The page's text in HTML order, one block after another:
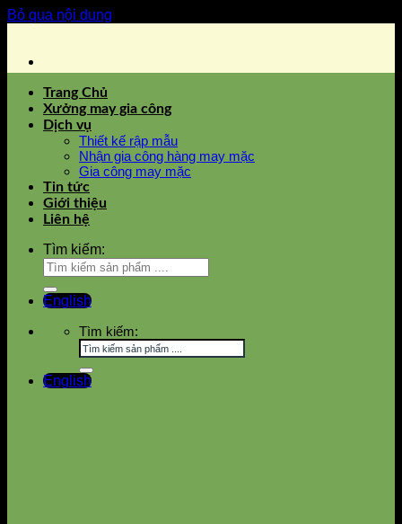
Bỏ qua nội dung
Trang Chủ
Xưởng may gia công
Dịch vụ
Thiết kế rập mẫu
Nhận gia công hàng may mặc
Gia công may mặc
Tin tức
Giới thiệu
Liên hệ
Tìm kiếm:
English
Tìm kiếm:
English